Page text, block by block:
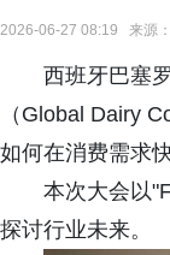
2026-06-27 08:19 来源
西班牙巴塞
（Global Dairy
如何在消费需求
本次大会以
探讨行业未来。